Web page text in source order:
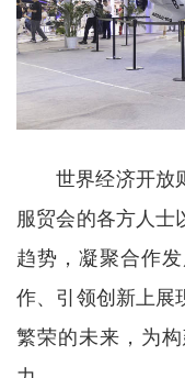
世界经济开放
服贸会的各方人士
趋势，凝聚合作
作、引领创新上展
繁荣的未来，为